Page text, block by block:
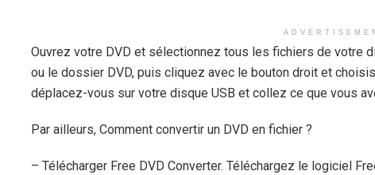
Ouvrez votre DVD et sélectionnez tous les fichiers de votre
ou le dossier DVD, puis cliquez avec le bouton droit et
déplacez-vous sur votre disque USB et collez ce que vous
Par ailleurs, Comment convertir un DVD en fichier ?
– Télécharger Free DVD Converter. Téléchargez le logiciel